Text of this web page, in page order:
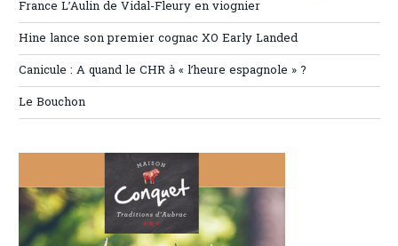
France L’Aulin de Vidal-Fleury en viognier
Hine lance son premier cognac XO Early Landed
Canicule : A quand le CHR à « l’heure espagnole » ?
Le Bouchon